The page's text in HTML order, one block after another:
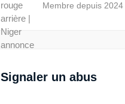
Membre depuis 2024
Signaler un abus